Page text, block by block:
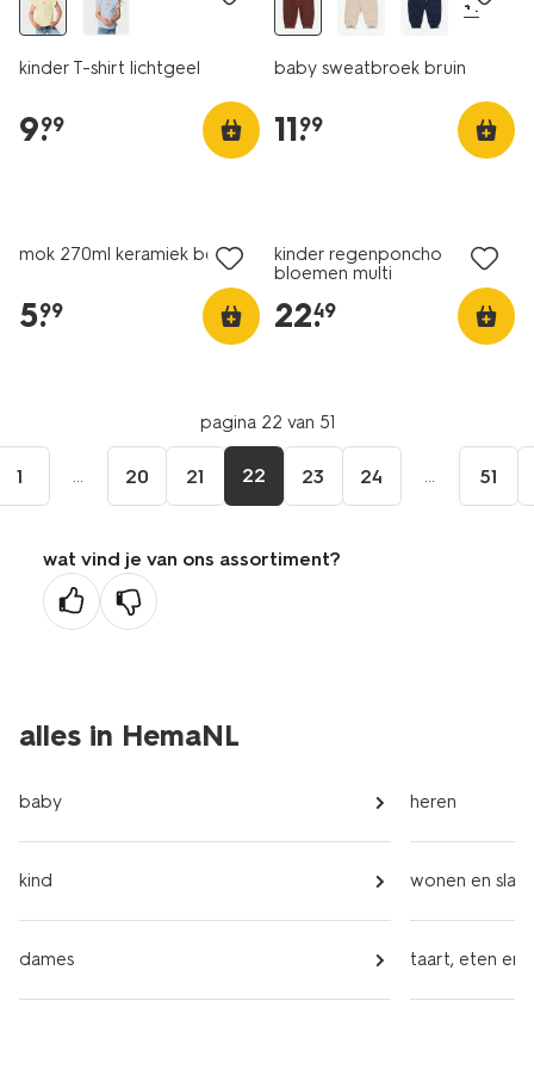
kinder T-shirt lichtgeel
9.
99
+1
baby sweatbroek bruin
11.
99
mok 270ml keramiek beer
5.
99
kinder regenponcho
bloemen multi
22.
49
pagina 22 van 51
1 ... 20 21 22 23 24 ... 51
wat vind je van ons assortiment?
alles in HemaNL
baby
kind
dames
heren
wonen en
taart, eten en